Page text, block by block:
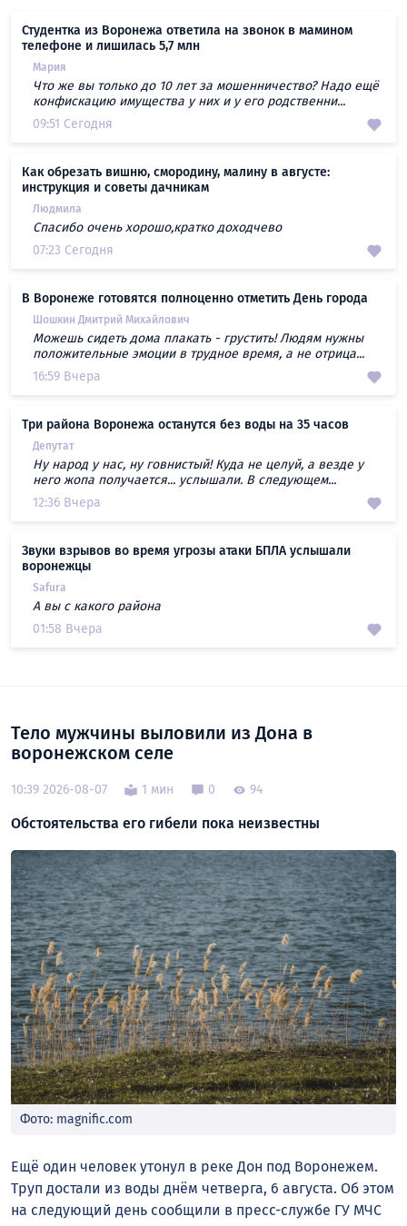
Студентка из Воронежа ответила на звонок в мамином
телефоне и лишилась 5,7 млн
Мария
Что же вы только до 10 лет за мошенничество? Надо ещё
конфискацию имущества у них и у его родственни...
09:51 Сегодня
Как обрезать вишню, смородину, малину в августе:
инструкция и советы дачникам
Людмила
Спасибо очень хорошо,кратко доходчево
07:23 Сегодня
В Воронеже готовятся полноценно отметить День города
Шошкин Дмитрий Михайлович
Можешь сидеть дома плакать - грустить! Людям нужны
положительные эмоции в трудное время, а не отрица...
16:59 Вчера
Три района Воронежа останутся без воды на 35 часов
Депутат
Ну народ у нас, ну говнистый! Куда не целуй, а везде у
него жопа получается... услышали. В следующем...
12:36 Вчера
Звуки взрывов во время угрозы атаки БПЛА услышали
воронежцы
Safura
А вы с какого района
01:58 Вчера
Тело мужчины выловили из Дона в
воронежском селе
10:39 2026-08-07 1 мин 0 94
Обстоятельства его гибели пока неизвестны
Фото: magnific.com
Ещё один человек утонул в реке Дон под Воронежем.
Труп достали из воды днём четверга, 6 августа. Об этом
на следующий день сообщили в пресс-службе ГУ МЧС